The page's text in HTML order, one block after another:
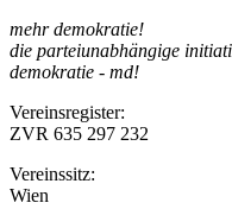
mehr demokratie!
die parteiunabhängige
demokratie - md!
Vereinsregister:
ZVR 635 297 232
Vereinssitz:
Wien